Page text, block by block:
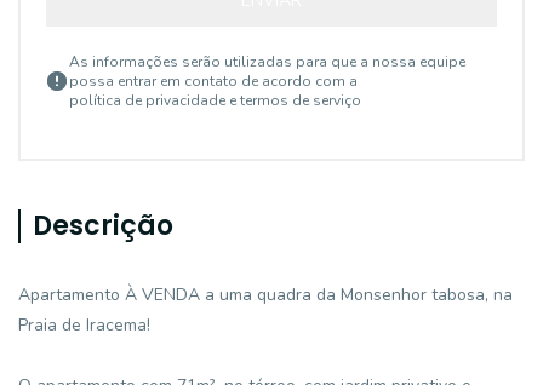
As informações serão utilizadas para que a nossa equipe
possa entrar em contato de acordo com a
política de privacidade e termos de serviço
Descrição
Apartamento À VENDA a uma quadra da Monsenhor tabosa, na
Praia de Iracema!